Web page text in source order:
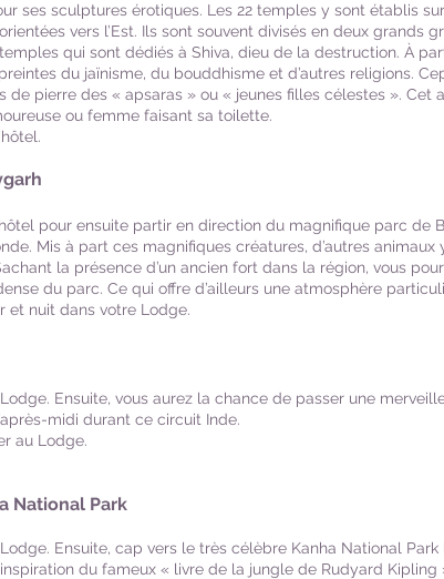
ses sculptures érotiques. Les 22 temples y sont établis
vers l’Est. Ils sont souvent divisés en deux grands
qui sont dédiés à Shiva, dieu de la destruction. À
du jaïnisme, du bouddhisme et d’autres religions.
de pierre des « apsaras » ou « jeunes filles célestes ».
ou femme faisant sa toilette.
pour ensuite partir en direction du magnifique parc de
Mis à part ces magnifiques créatures, d’autres
la présence d’un ancien fort dans la région, vous
du parc. Ce qui offre d’ailleurs une atmosphère
et nuit dans votre Lodge.
Ensuite, vous aurez la chance de passer une
midi durant ce circuit Inde.
au Lodge.
National Park
Ensuite, cap vers le très célèbre Kanha National
du fameux « livre de la jungle de Rudyard